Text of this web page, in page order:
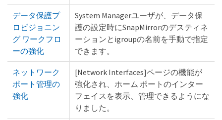
データ保護プ
ロビジョニン
グ ワークフロ
ーの強化
System Managerユーザが、データ保
護の設定時にSnapMirrorのデスティネ
ーションとigroupの名前を手動で指定
できます。
ネットワーク
ポート管理の
強化
[Network Interfaces]ページの機能が
強化され、ホーム ポートのインター
フェイスを表示、管理できるようにな
りました。